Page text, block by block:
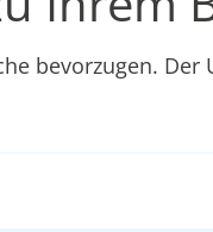
bevorzugen. Der